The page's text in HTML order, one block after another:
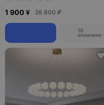
1 900 ¥ 26 600 ₽
10
оплачено